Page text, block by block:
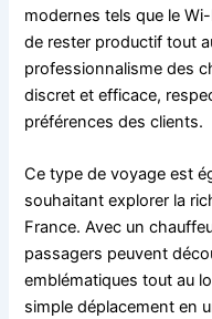
modernes tels que le
de rester productif tout
professionnalisme des
discret et efficace,
préférences des clients.
Ce type de voyage est
souhaitant explorer la
France. Avec un
passagers peuvent
emblématiques tout au
simple déplacement en